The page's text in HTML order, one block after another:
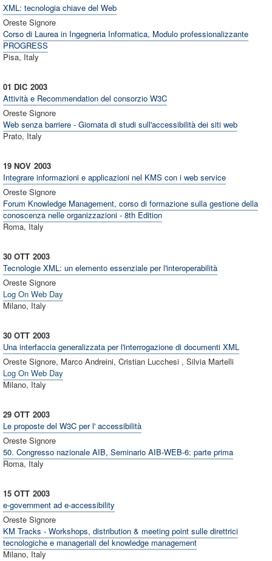
XML: tecnologia chiave del Web
Oreste Signore
Corso di Laurea in Ingegneria Informatica, Modulo professionalizzante
PROGRESS
Pisa, Italy
2003
01 DIC
Attività e Recommendation del consorzio W3C
Oreste Signore
Web senza barriere - Giornata di studi sull'accessibilità dei siti web
Prato, Italy
2003
19 NOV
Integrare informazioni e applicazioni nel KMS con i web service
Oreste Signore
Forum Knowledge Management, corso di formazione sulla gestione della
conoscenza nelle organizzazioni - 8th Edition
Roma, Italy
2003
30 OTT
Tecnologie XML: un elemento essenziale per l'interoperabilità
Oreste Signore
Log On Web Day
Milano, Italy
2003
30 OTT
Una interfaccia generalizzata per l'interrogazione di documenti XML
Oreste Signore, Marco Andreini, Cristian Lucchesi , Silvia Martelli
Log On Web Day
Milano, Italy
2003
29 OTT
Le proposte del W3C per l' accessibilità
Oreste Signore
50. Congresso nazionale AIB, Seminario AIB-WEB-6: parte prima
Roma, Italy
2003
15 OTT
e-government ad e-accessibility
Oreste Signore
KM Tracks - Workshops, distribution & meeting point sulle direttrici
tecnologiche e manageriali del knowledge management
Milano, Italy